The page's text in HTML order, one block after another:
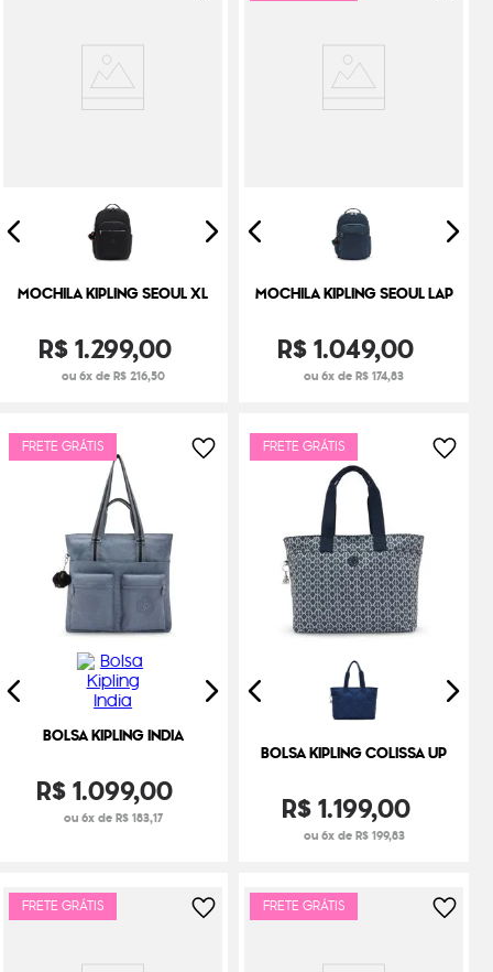
MOCHILA KIPLING SEOUL XL
R$1.299,00
ou 6x de R$ 216,50
MOCHILA KIPLING SEOUL LAP
R$1.049,00
ou 6x de R$ 174,83
FRETE GRÁTIS
BOLSA KIPLING INDIA
R$1.099,00
ou 6x de R$ 183,17
FRETE GRÁTIS
BOLSA KIPLING COLISSA UP
R$1.199,00
ou 6x de R$ 199,83
FRETE GRÁTIS FRETE GRÁTIS